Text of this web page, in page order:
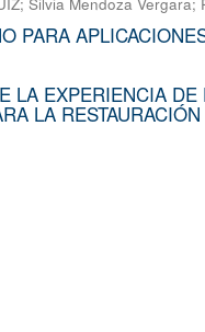
; Silvia Mendoza Vergara;
PARA
LA EXPERIENCIA
LA